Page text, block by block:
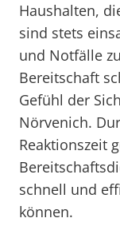
Haushalten,
sind stets
und Notfälle
Bereitschaft
Gefühl der
Nörvenich.
Reaktionszeit
schnell und
können.